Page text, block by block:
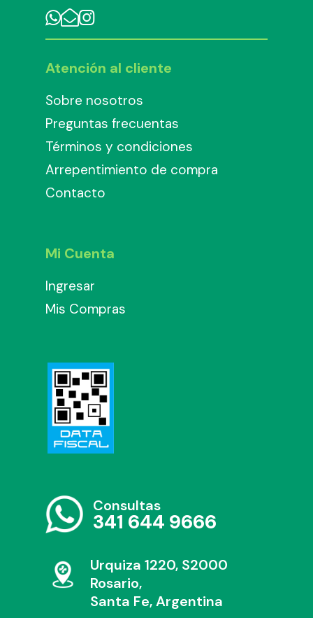
Atención al cliente
Sobre nosotros
Preguntas frecuentas
Términos y condiciones
Arrepentimiento de compra
Contacto
Mi Cuenta
Ingresar
Mis Compras
Consultas
341 644 9666
Urquiza 1220, S2000
Rosario,
Santa Fe, Argentina